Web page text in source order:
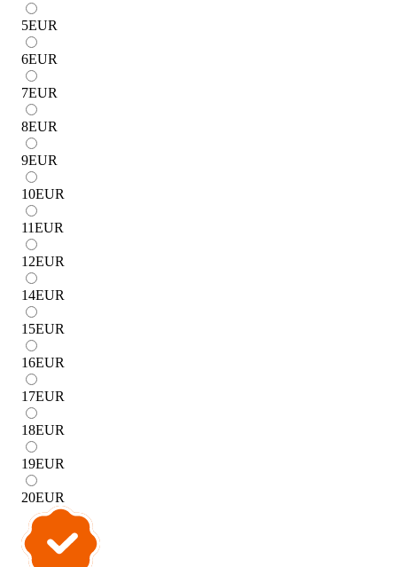
5EUR
6EUR
7EUR
8EUR
9EUR
10EUR
11EUR
12EUR
14EUR
15EUR
16EUR
17EUR
18EUR
19EUR
20EUR